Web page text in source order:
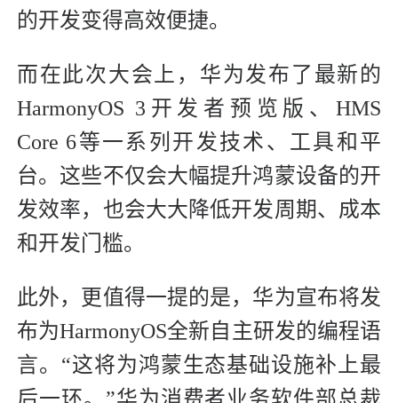
的开发变得高效便捷。
而在此次大会上，华为发布了最新的
HarmonyOS 3开发者预览版、HMS
Core 6等一系列开发技术、工具和平
台。这些不仅会大幅提升鸿蒙设备的开
发效率，也会大大降低开发周期、成本
和开发门槛。
此外，更值得一提的是，华为宣布将发
布为HarmonyOS全新自主研发的编程语
言。“这将为鸿蒙生态基础设施补上最